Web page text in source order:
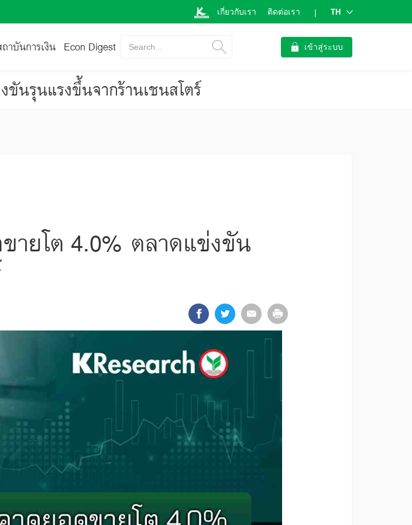
เกี่ยวกับเรา ติดต่อเรา | TH
าบันการเงิน Econ Digest Search... เข้าสู่ระบบ
นรุนแรงขึ้นจากร้านเชนสโตร์
ายโต 4.0% ตลาดแข่งขัน